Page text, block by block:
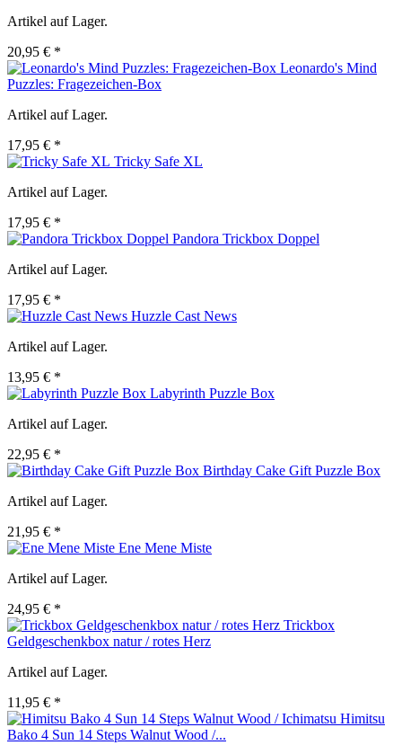
Artikel auf Lager.
20,95 € *
Leonardo's Mind
Puzzles: Fragezeichen-Box
Artikel auf Lager.
17,95 € *
Tricky Safe XL
Artikel auf Lager.
17,95 € *
Pandora Trickbox Doppel
Artikel auf Lager.
17,95 € *
Huzzle Cast News
Artikel auf Lager.
13,95 € *
Labyrinth Puzzle Box
Artikel auf Lager.
22,95 € *
Birthday Cake Gift Puzzle Box
Artikel auf Lager.
21,95 € *
Ene Mene Miste
Artikel auf Lager.
24,95 € *
Trickbox
Geldgeschenkbox natur / rotes Herz
Artikel auf Lager.
11,95 € *
Himitsu
Bako 4 Sun 14 Steps Walnut Wood /...